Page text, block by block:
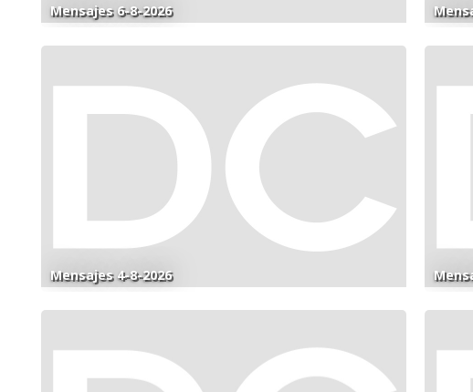
Mensajes 6-8-2026
Mensajes 4-8-2026